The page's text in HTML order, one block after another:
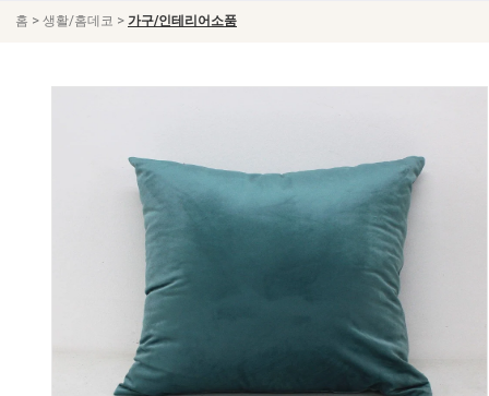
홈 > 생활/홈데코 > 가구/인테리어소품